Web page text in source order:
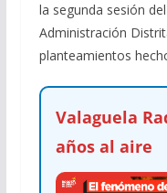
la segunda sesión
Administración
planteamientos
Valaguela
años al aire